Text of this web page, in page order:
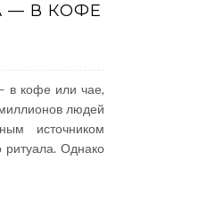
— В КОФЕ
в кофе или чае,
людей
источником
ритуала. Однако